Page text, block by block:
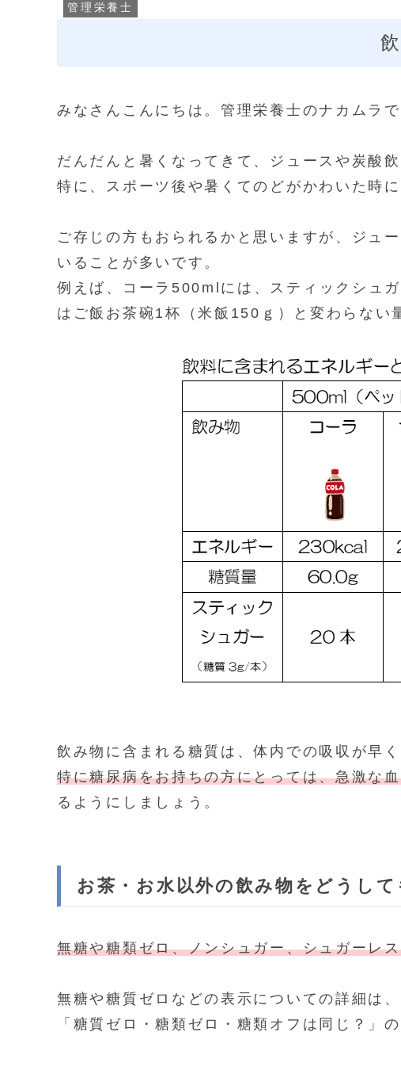
管理栄養士
みなさんこんにちは。管理栄養士のナカムラで
だんだんと暑くなってきて、ジュースや炭酸
特に、スポーツ後や暑くてのどがかわいた時
ご存じの方もおられるかと思いますが、ジュ
いることが多いです。
例えば、コーラ500mlには、スティックシュ
はご飯お茶碗1杯（米飯150ｇ）と変わらない
飲み物に含まれる糖質は、体内での吸収が早
特に糖尿病をお持ちの方にとっては、急激な
るようにしましょう。
お茶・お水以外の飲み物をどうし
無糖や糖類ゼロ、ノンシュガー、シュガーレス
無糖や糖質ゼロなどの表示についての詳細は、
「糖質ゼロ・糖類ゼロ・糖類オフは同じ？」